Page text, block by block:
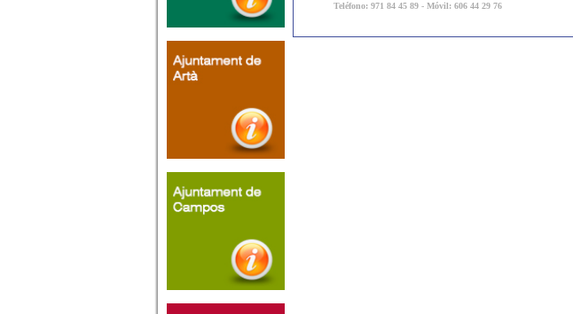
Teléfono: 971 84 45 89 - Móvil: 606 44 29 76